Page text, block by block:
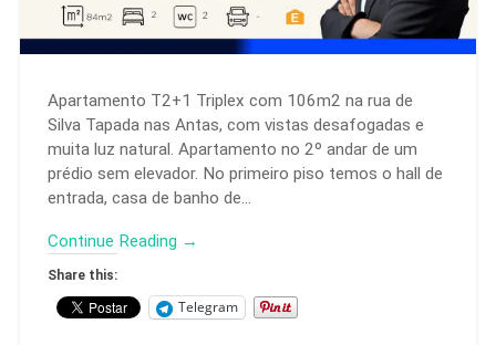
Apartamento T2+1 Triplex com 106m2 na rua de
Silva Tapada nas Antas, com vistas desafogadas e
muita luz natural. Apartamento no 2º andar de um
prédio sem elevador. No primeiro piso temos o hall de
entrada, casa de banho de…
Continue Reading →
Share this:
Telegram